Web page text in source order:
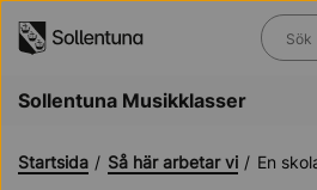
Vad
Sollentuna Musikklasser
Startsida Så här arbetar vi En